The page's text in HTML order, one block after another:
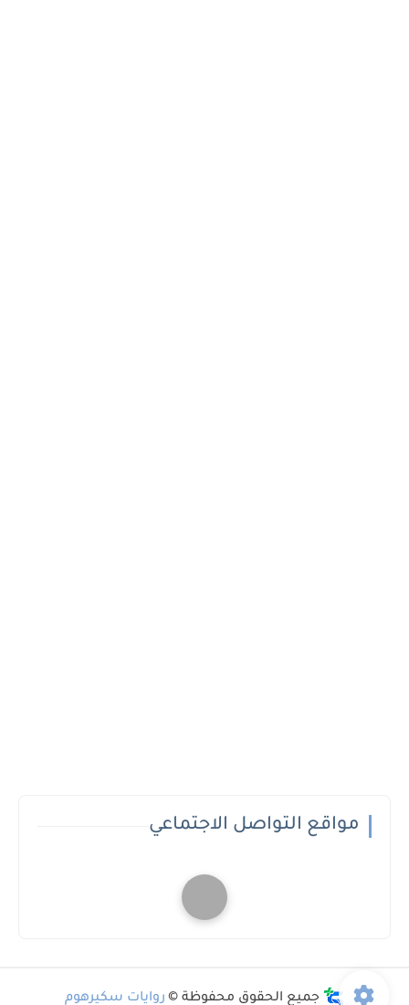
مواقع التواصل الاجتماعي
جميع الحقوق محفوظة © روايات سكيرهوم